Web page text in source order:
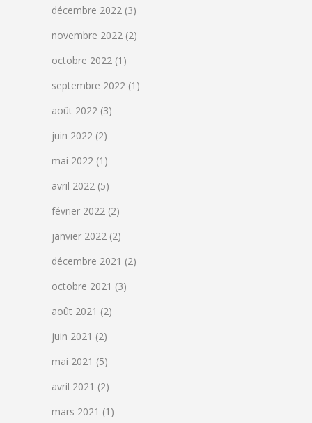
décembre 2022 (3)
novembre 2022 (2)
octobre 2022 (1)
septembre 2022 (1)
août 2022 (3)
juin 2022 (2)
mai 2022 (1)
avril 2022 (5)
février 2022 (2)
janvier 2022 (2)
décembre 2021 (2)
octobre 2021 (3)
août 2021 (2)
juin 2021 (2)
mai 2021 (5)
avril 2021 (2)
mars 2021 (1)